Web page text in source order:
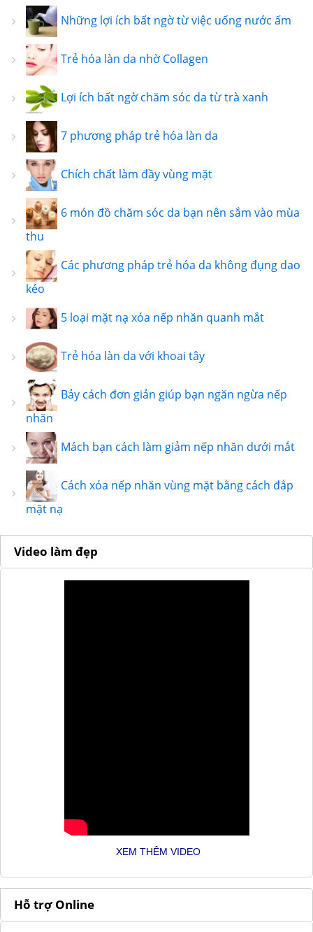
Những lợi ích bất ngờ từ việc uống nước ấm
Trẻ hóa làn da nhờ Collagen
Lợi ích bất ngờ chăm sóc da từ trà xanh
7 phương pháp trẻ hóa làn da
Chích chất làm đầy vùng mặt
6 món đồ chăm sóc da bạn nên sắm vào mùa
thu
Các phương pháp trẻ hóa da không đụng dao
kéo
5 loại mặt nạ xóa nếp nhăn quanh mắt
Trẻ hóa làn da với khoai tây
Bảy cách đơn giản giúp bạn ngăn ngừa nếp
nhăn
Mách bạn cách làm giảm nếp nhăn dưới mắt
Cách xóa nếp nhăn vùng mặt bằng cách đắp
mặt nạ
Video làm đẹp
XEM THÊM VIDEO
Hỗ trợ Online